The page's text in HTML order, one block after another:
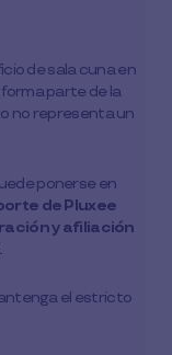
de sala cuna en
parte de la
no representa un
ponerse en
de Pluxee
y afiliación
el estricto